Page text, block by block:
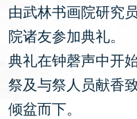
由武林书画院研究
院诸友参加典礼。
典礼在钟磬声中开
祭及与祭人员献香
倾盆而下。